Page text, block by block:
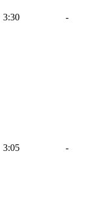
3:30 -
3:05 -